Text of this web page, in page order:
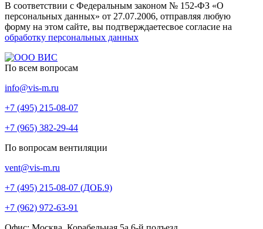
В соответствии с Федеральным законом № 152-ФЗ «О
персональных данных» от 27.07.2006, отправляя любую
форму на этом сайте, вы подтверждаетесвое согласие на
обработку персональных данных
По всем вопросам
info@vis-m.ru
+7 (495) 215-08-07
+7 (965) 382-29-44
По вопросам вентиляции
vent@vis-m.ru
+7 (495) 215-08-07 (ДОБ.9)
+7 (962) 972-63-91